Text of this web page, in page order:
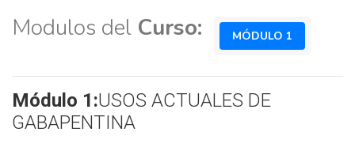
Modulos del Curso: MÓDULO 1
Módulo 1:USOS ACTUALES DE
GABAPENTINA